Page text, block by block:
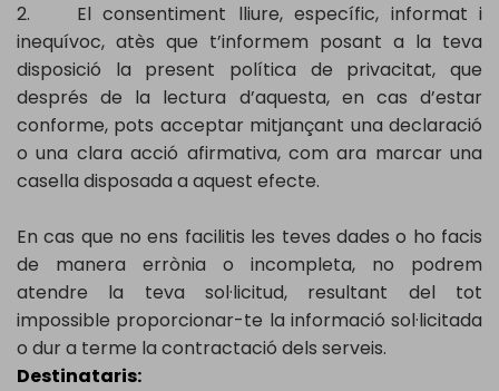
2. El consentiment lliure, específic, informat i
inequívoc, atès que t’informem posant a la teva
disposició la present política de privacitat, que
després de la lectura d’aquesta, en cas d’estar
conforme, pots acceptar mitjançant una declaració
o una clara acció afirmativa, com ara marcar una
casella disposada a aquest efecte.
En cas que no ens facilitis les teves dades o ho facis
de manera errònia o incompleta, no podrem
atendre la teva sol·licitud, resultant del tot
impossible proporcionar-te la informació sol·licitada
o dur a terme la contractació dels serveis.
Destinataris: